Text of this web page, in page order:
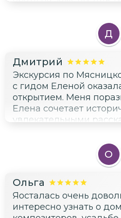
Д
Дмитрий
Экскурсия по
с гидом Еленой
открытием. Меня
Елена сочетает
увлекательными
прошлое. Особенно
моменты, когда мы
старинных зданий и
событий, а живые
позволили
Звуковой ряд
О
Ольга
Яосталась очень
интересно узнать о